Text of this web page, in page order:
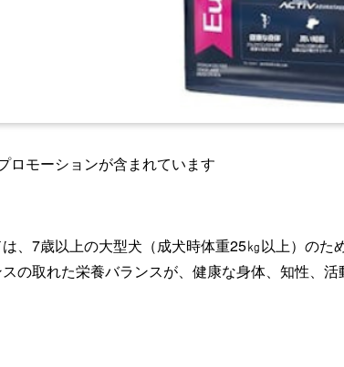
ロモーションが含まれています
、7歳以上の大型犬（成犬時体重25㎏以上）の
の取れた栄養バランスが、健康な身体、知性、